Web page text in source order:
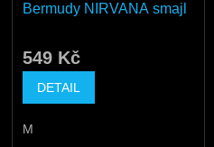
Bermudy NIRVANA smajl
549 Kč
DETAIL
M